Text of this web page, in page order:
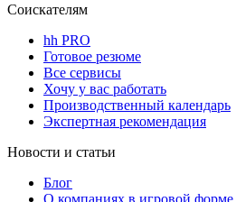
Соискателям
hh PRO
Готовое резюме
Все сервисы
Хочу у вас работать
Производственный календарь
Экспертная рекомендация
Новости и статьи
Блог
О компаниях в игровой форме